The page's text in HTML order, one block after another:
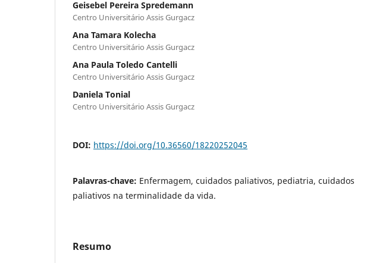
Geisebel Pereira Spredemann
Centro Universitário Assis Gurgacz
Ana Tamara Kolecha
Centro Universitário Assis Gurgacz
Ana Paula Toledo Cantelli
Centro Universitário Assis Gurgacz
Daniela Tonial
Centro Universitário Assis Gurgacz
DOI: https://doi.org/10.36560/18220252045
Palavras-chave: Enfermagem, cuidados paliativos, pediatria, cuidados
paliativos na terminalidade da vida.
Resumo